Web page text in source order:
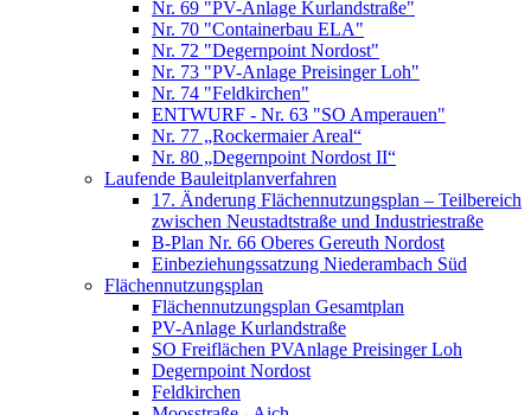
Nr. 69 "PV-Anlage Kurlandstraße"
Nr. 70 "Containerbau ELA"
Nr. 72 "Degernpoint Nordost"
Nr. 73 "PV-Anlage Preisinger Loh"
Nr. 74 "Feldkirchen"
ENTWURF - Nr. 63 "SO Amperauen"
Nr. 77 „Rockermaier Areal“
Nr. 80 „Degernpoint Nordost II“
Laufende Bauleitplanverfahren
17. Änderung Flächennutzungsplan – Teilbereich
zwischen Neustadtstraße und Industriestraße
B-Plan Nr. 66 Oberes Gereuth Nordost
Einbeziehungssatzung Niederambach Süd
Flächennutzungsplan
Flächennutzungsplan Gesamtplan
PV-Anlage Kurlandstraße
SO Freiflächen PV­Anlage Preisinger Loh
Degernpoint Nordost
Feldkirchen